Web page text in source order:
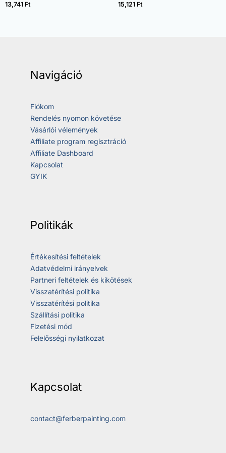
13,741 Ft 15,121 Ft
Navigáció
Fiókom
Rendelés nyomon követése
Vásárlói vélemények
Affiliate program regisztráció
Affiliate Dashboard
Kapcsolat
GYIK
Politikák
Értékesítési feltételek
Adatvédelmi irányelvek
Partneri feltételek és kikötések
Visszatérítési politika
Visszatérítési politika
Szállítási politika
Fizetési mód
Felelősségi nyilatkozat
Kapcsolat
contact@ferberpainting.com